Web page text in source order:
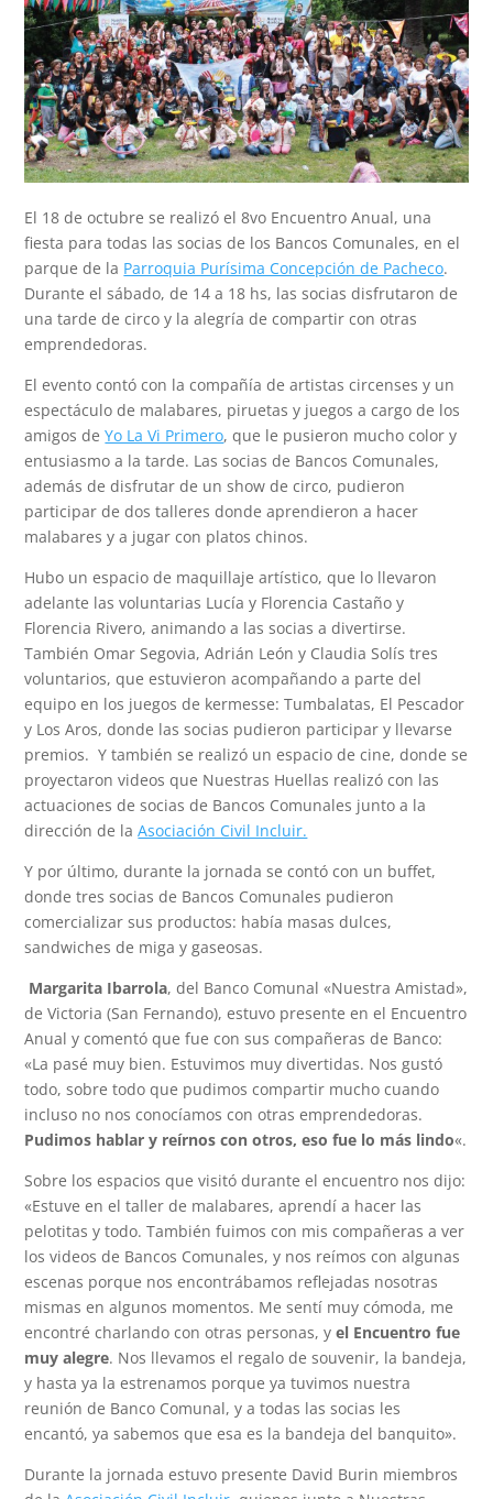
El 18 de octubre se realizó el 8vo Encuentro Anual, una
fiesta para todas las socias de los Bancos Comunales, en el
parque de la Parroquia Purísima Concepción de Pacheco.
Durante el sábado, de 14 a 18 hs, las socias disfrutaron de
una tarde de circo y la alegría de compartir con otras
emprendedoras.
El evento contó con la compañía de artistas circenses y un
espectáculo de malabares, piruetas y juegos a cargo de los
amigos deYo La Vi Primero, que le pusieron mucho color y
entusiasmo a la tarde. Las socias de Bancos Comunales,
además de disfrutar de un show de circo, pudieron
participar de dos talleres donde aprendieron a hacer
malabares y a jugar con platos chinos.
Hubo un espacio de maquillaje artístico, que lo llevaron
adelante las voluntarias Lucía y Florencia Castaño y
Florencia Rivero, animando a las socias a divertirse.
También Omar Segovia, Adrián León y Claudia Solís tres
voluntarios, que estuvieron acompañando a parte del
equipo en los juegos de kermesse: Tumbalatas, El Pescador
y Los Aros, donde las socias pudieron participar y llevarse
premios. Y también se realizó un espacio de cine, donde se
proyectaron videos que Nuestras Huellas realizó con las
actuaciones de socias de Bancos Comunales junto a la
dirección de laAsociación Civil Incluir.
Y por último, durante la jornada se contó con un buffet,
donde tres socias de Bancos Comunales pudieron
comercializar sus productos: había masas dulces,
sandwiches de miga y gaseosas.
Margarita Ibarrola, del Banco Comunal «Nuestra Amistad»,
de Victoria (San Fernando), estuvo presente en el Encuentro
Anual y comentó que fue con sus compañeras de Banco:
«La pasé muy bien. Estuvimos muy divertidas. Nos gustó
todo, sobre todo que pudimos compartir mucho cuando
incluso no nos conocíamos con otras emprendedoras.
Pudimos hablar y reírnos con otros, eso fue lo más lindo«.
Sobre los espacios que visitó durante el encuentro nos dijo:
«Estuve en el taller de malabares, aprendí a hacer las
pelotitas y todo. También fuimos con mis compañeras a ver
los videos de Bancos Comunales, y nos reímos con algunas
escenas porque nos encontrábamos reflejadas nosotras
mismas en algunos momentos. Me sentí muy cómoda, me
encontré charlando con otras personas, y el Encuentro fue
muy alegre. Nos llevamos el regalo de souvenir, la bandeja,
y hasta ya la estrenamos porque ya tuvimos nuestra
reunión de Banco Comunal, y a todas las socias les
encantó, ya sabemos que esa es la bandeja del banquito».
Durante la jornada estuvo presente David Burin miembros